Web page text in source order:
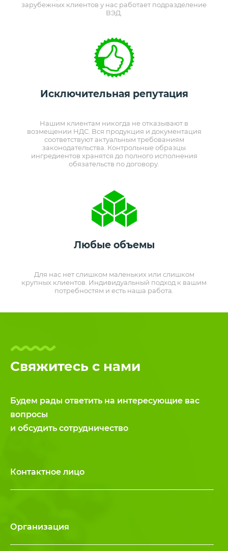
зарубежных клиентов у нас работает подразделение
ВЭД.
Исключительная репутация
Нашим клиентам никогда не отказывают в
возмещении НДС. Вся продукция и документация
соответствуют актуальным требованиям
законодательства. Контрольные образцы
ингредиентов хранятся до полного исполнения
обязательств по договору.
Любые объемы
Для нас нет слишком маленьких или слишком
крупных клиентов. Индивидуальный подход к вашим
потребностям и есть наша работа.
Свяжитесь с нами
Будем рады ответить на интересующие вас
вопросы
и обсудить сотрудничество
Контактное лицо
Организация